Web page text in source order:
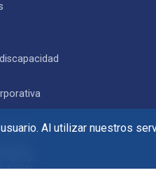
Al utilizar nuestros